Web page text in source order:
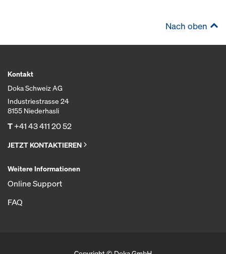
Nach oben
Kontakt
Doka Schweiz AG
Industriestrasse 24
8155 Niederhasli
T+41 43 411 20 52
JETZT KONTAKTIEREN
Weitere Informationen
Online Support
FAQ